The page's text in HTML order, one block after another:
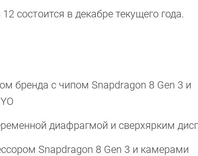
состоится в декабре текущего года.
бренда с чипом Snapdragon 8 Gen 3 и
диафрагмой и сверхярким
Snapdragon 8 Gen 3 и камерами